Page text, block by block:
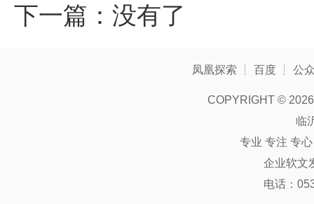
下一篇：没有了
凤凰探索 ┊ 百度 ┊ 公
COPYRIGHT ©
临
专业 专注 专
企业软文
电话：